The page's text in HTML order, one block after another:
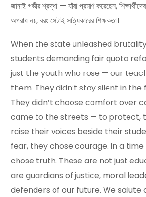
জানাই গভীর শ্রদ্ধা — যাঁরা প্রমাণ করেছেন,
অপরাধ নয়, বরং সেটাই সত্যিকারের শিক্ষকতা।
When the state unleashed
students demanding fair quota
just the youth who rose — our
them. They didn’t stay silent in the
They didn’t choose comfort over
came to the streets — to protect,
raise their voices beside their
fear, they chose courage. In a
chose truth. These are not just
are guardians of justice, moral
defenders of our future. We